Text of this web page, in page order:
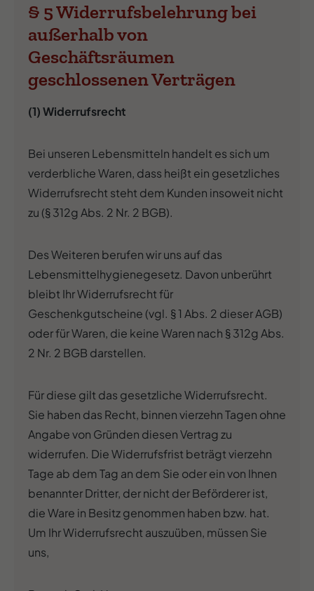
§ 5 Widerrufsbelehrung bei
außerhalb von
Geschäftsräumen
geschlossenen Verträgen
(1) Widerrufsrecht
Bei unseren Lebensmitteln handelt es sich um
verderbliche Waren, dass heißt ein gesetzliches
Widerrufsrecht steht dem Kunden insoweit nicht
zu (§ 312g Abs. 2 Nr. 2 BGB).
Des Weiteren berufen wir uns auf das
Lebensmittelhygienegesetz. Davon unberührt
bleibt Ihr Widerrufsrecht für
Geschenkgutscheine (vgl. § 1 Abs. 2 dieser AGB)
oder für Waren, die keine Waren nach § 312g Abs.
2 Nr. 2 BGB darstellen.
Für diese gilt das gesetzliche Widerrufsrecht.
Sie haben das Recht, binnen vierzehn Tagen ohne
Angabe von Gründen diesen Vertrag zu
widerrufen. Die Widerrufsfrist beträgt vierzehn
Tage ab dem Tag an dem Sie oder ein von Ihnen
benannter Dritter, der nicht der Beförderer ist,
die Ware in Besitz genommen haben bzw. hat.
Um Ihr Widerrufsrecht auszuüben, müssen Sie
uns,